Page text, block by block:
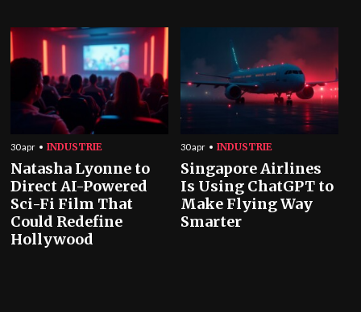
30 apr INDUSTRIE
Natasha Lyonne to
Direct AI-Powered
Sci-Fi Film That
Could Redefine
Hollywood
30 apr INDUSTRIE
Singapore Airlines
Is Using ChatGPT to
Make Flying Way
Smarter